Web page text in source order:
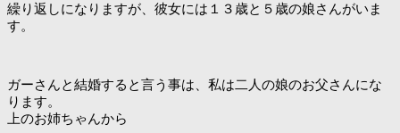
繰り返しになりますが、彼女には１３歳と５歳の娘さんがいま
す。
ガーさんと結婚すると言う事は、私は二人の娘のお父さんにな
ります。
上のお姉ちゃんから